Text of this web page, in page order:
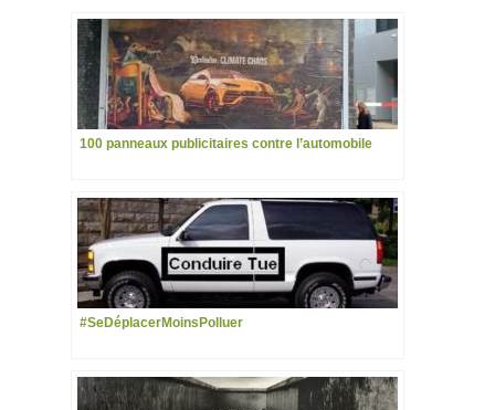
100 panneaux publicitaires contre l’automobile
#SeDéplacerMoinsPolluer